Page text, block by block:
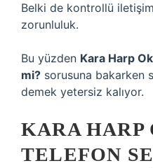
Belki de kontrollü
zorunluluk.
Bu yüzden Kara Harp
mi? sorusuna bakarken
demek yetersiz kalıyor.
KARA HARP
TELEFON